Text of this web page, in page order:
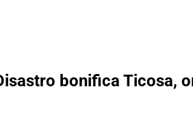
bonifica Ticosa,